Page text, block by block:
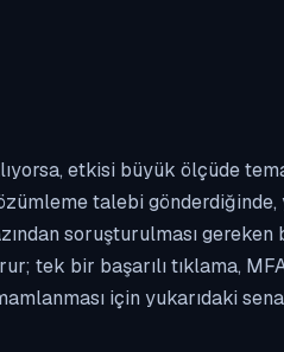
etkisi büyük ölçüde
talebi gönderdiğinde,
soruşturulması
tek bir başarılı tıklama,
için yukarıdaki